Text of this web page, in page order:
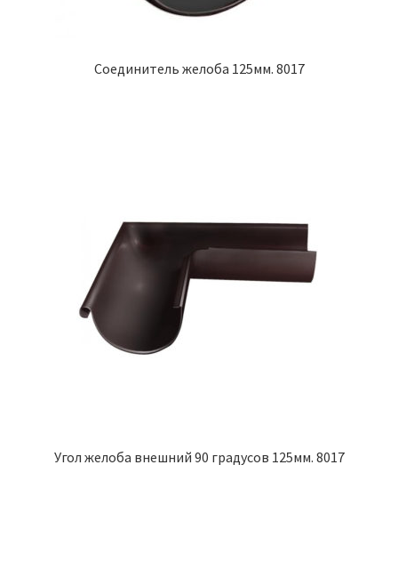
Соединитель желоба 125мм. 8017
Угол желоба внешний 90 градусов 125мм. 8017